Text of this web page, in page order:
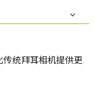
传统拜耳相机提供更